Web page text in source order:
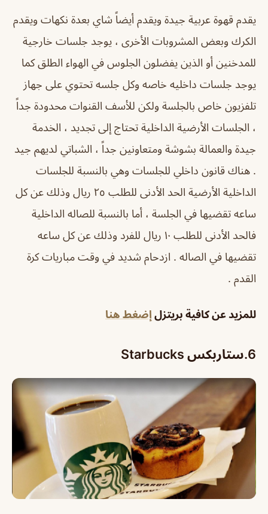
يقدم قهوة عربية جيدة ويقدم أيضاً شاي بعدة نكهات ويقدم
الكرك وبعض المشروبات الأخرى ، يوجد جلسات خارجية
للمدخنين أو الذين يفضلون الجلوس في الهواء الطلق كما
يوجد جلسات داخليه خاصه وكل جلسه تحتوي على جهاز
تلفزيون خاص بالجلسة ولكن للأسف القنوات محدودة جداً
، الجلسات الأرضية الداخلية تحتاج إلى تجديد ، الخدمة
جيدة والعمالة بشوشة ومتعاونين جداً ، الشباتي لديهم جيد
. هناك قانون داخلي للجلسات وهي بالنسبة للجلسات
الداخلية الأرضية الحد الأدنى للطلب ٢٥ ريال وذلك عن كل
ساعه تقضيها في الجلسة ، أما بالنسبة للصاله الداخلية
فالحد الأدنى للطلب ١٠ ريال للفرد وذلك عن كل ساعه
تقضيها في الصاله . ازدحام شديد في وقت مباريات كرة
القدم .
للمزيد عن كافية بريتزل إضغط هنا
6. ستاربكس Starbucks